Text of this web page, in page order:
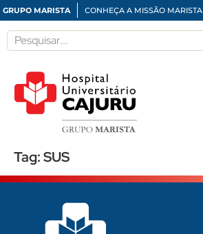
GRUPO MARISTA CONHEÇA A MISSÃO MARISTA
Tag:SUS